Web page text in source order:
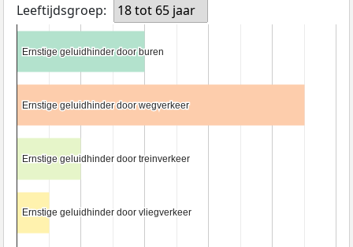
Leeftijdsgroep:
18 tot 65 jaar
Ernstige geluidhinder door buren
Ernstige geluidhinder door buren
Ernstige geluidhinder door wegverkeer
Ernstige geluidhinder door wegverkeer
Ernstige geluidhinder door treinverkeer
Ernstige geluidhinder door treinverkeer
Ernstige geluidhinder door vliegverkeer
Ernstige geluidhinder door vliegverkeer